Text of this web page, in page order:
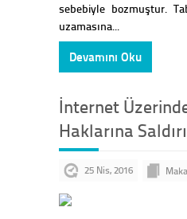
sebebiyle bozmuştur.
uzamasına...
Devamını Oku
İnternet
Haklarına
25 Nis, 2016